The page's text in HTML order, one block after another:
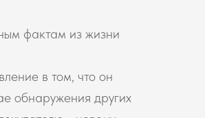
фактам из жизни
в том, что он
обнаружения других